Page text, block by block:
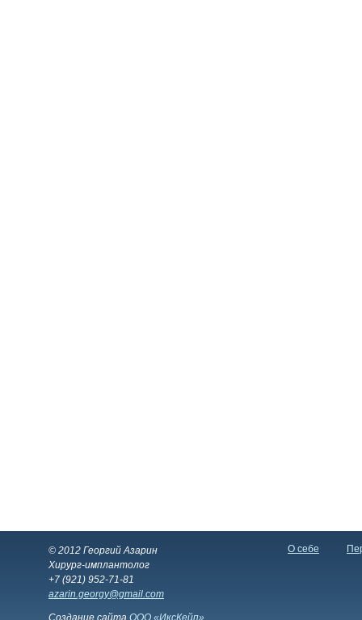
© 2012 Георгий Азарин
Хирург-имплантолог
+7 (921) 952-71-81
azarin.georgy@gmail.com
Создание сайта ООО «ИксКейп»
О себе